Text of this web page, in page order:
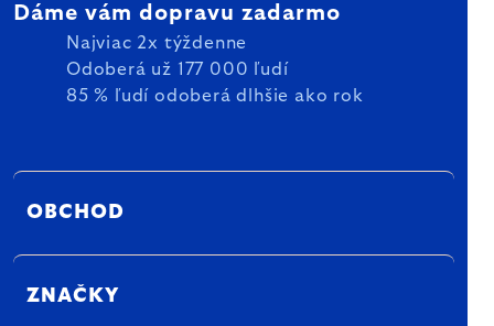
Dáme vám dopravu zadarmo
Najviac 2x týždenne
Odoberá už 177 000 ľudí
85 % ľudí odoberá dlhšie ako rok
OBCHOD
ZNAČKY